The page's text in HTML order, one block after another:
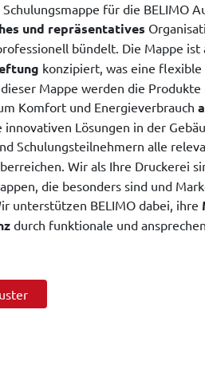
Schulungsmappe für die BELIMO
und repräsentatives
bündelt. Die Mappe ist
konzipiert, was eine
Mappe werden die
Komfort und Energieverbrauch
Lösungen in der
Schulungsteilnehmern alle
Wir als Ihre Druckerei
die besonders sind und
unterstützen BELIMO dabei, ihre
durch funktionale und